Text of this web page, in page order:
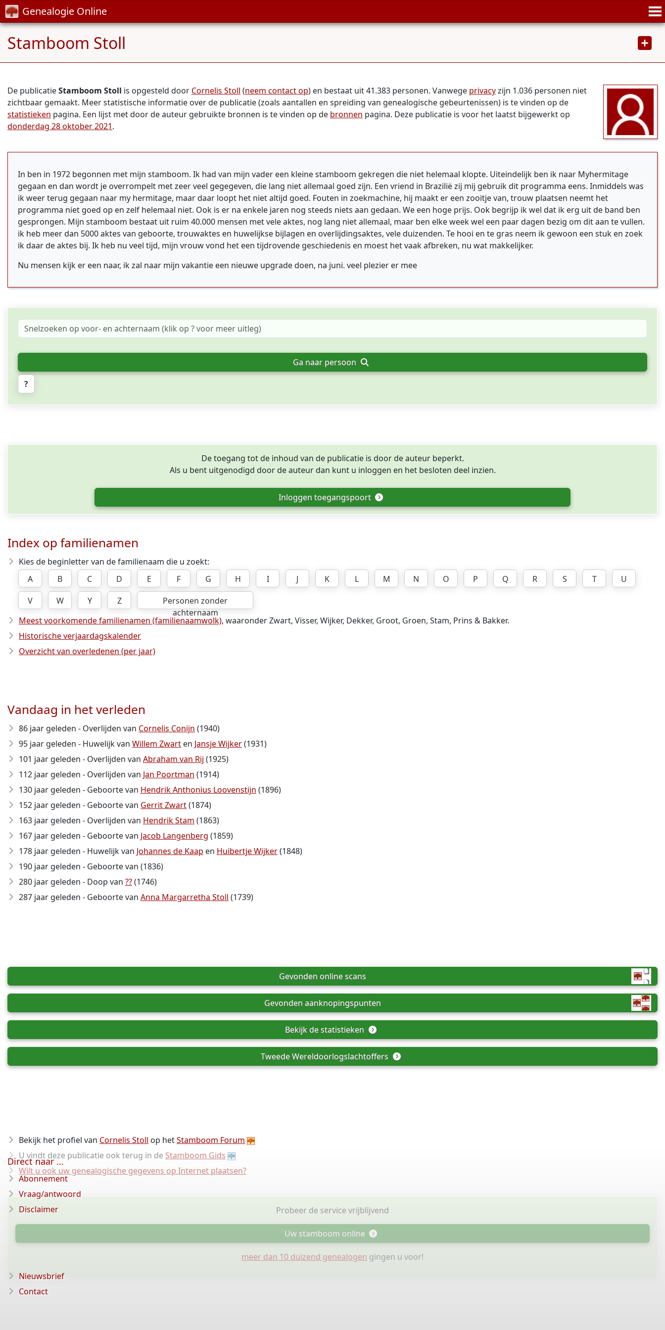
Genealogie Online
Stamboom Stoll
De publicatieStamboom Stoll is opgesteld door Cornelis Stoll (neem contact op) en bestaat uit 41.383 personen. Vanwege privacyzijn 1.036 personen niet
zichtbaar gemaakt. Meer statistische informatie over de publicatie (zoals aantallen en spreiding van genealogische gebeurtenissen) is te vinden op de
statistieken pagina. Een lijst met door de auteur gebruikte bronnen is te vinden op de bronnen pagina. Deze publicatie is voor het laatst bijgewerkt op
donderdag 28 oktober 2021.
In ben in 1972 begonnen met mijn stamboom. Ik had van mijn vader een kleine stamboom gekregen die niet helemaal klopte. Uiteindelijk ben ik naar Myhermitage
gegaan en dan wordt je overrompelt met zeer veel gegegeven, die lang niet allemaal goed zijn. Een vriend in Brazilië zij mij gebruik dit programma eens. Inmiddels was
ik weer terug gegaan naar my hermitage, maar daar loopt het niet altijd goed. Fouten in zoekmachine, hij maakt er een zooitje van, trouw plaatsen neemt het
programma niet goed op en zelf helemaal niet. Ook is er na enkele jaren nog steeds niets aan gedaan. We een hoge prijs. Ook begrijp ik wel dat ik erg uit de band ben
gesprongen. Mijn stamboom bestaat uit ruim 40.000 mensen met vele aktes, nog lang niet allemaal, maar ben elke week wel een paar dagen bezig om dit aan te vullen.
ik heb meer dan 5000 aktes van geboorte, trouwaktes en huwelijkse bijlagen en overlijdingsaktes, vele duizenden. Te hooi en te gras neem ik gewoon een stuk en zoek
ik daar de aktes bij. Ik heb nu veel tijd, mijn vrouw vond het een tijdrovende geschiedenis en moest het vaak afbreken, nu wat makkelijker.
Nu mensen kijk er een naar, ik zal naar mijn vakantie een nieuwe upgrade doen, na juni. veel plezier er mee
Ga naar persoon
?
De toegang tot de inhoud van de publicatie is door de auteur beperkt.
Als u bent uitgenodigd door de auteur dan kunt u inloggen en het besloten deel inzien.
Inloggen toegangspoort
Index op familienamen
Kies de beginletter van de familienaam die u zoekt:
A
B C D E F G H I J K L M N O P Q R S T
U
V
W Y Z
Personen zonder
achternaam
Meest voorkomende familienamen (familienaamwolk), waaronder Zwart, Visser, Wijker, Dekker, Groot, Groen, Stam, Prins & Bakker.
Historische verjaardagskalender
Overzicht van overledenen (per jaar)
Vandaag in het verleden
86 jaar geleden - Overlijden van Cornelis Conijn (1940)
95 jaar geleden - Huwelijk van Willem Zwart en Jansje Wijker(1931)
101 jaar geleden - Overlijden van Abraham van Rij (1925)
112 jaar geleden - Overlijden van Jan Poortman (1914)
130 jaar geleden - Geboorte van Hendrik Anthonius Loovenstijn (1896)
152 jaar geleden - Geboorte van Gerrit Zwart(1874)
163 jaar geleden - Overlijden van Hendrik Stam (1863)
167 jaar geleden - Geboorte van Jacob Langenberg (1859)
178 jaar geleden - Huwelijk van Johannes de Kaap en Huibertje Wijker(1848)
190 jaar geleden - Geboorte van (1836)
280 jaar geleden - Doop van ??(1746)
287 jaar geleden - Geboorte van Anna Margarretha Stoll (1739)
Gevonden online scans
Gevonden aanknopingspunten
Bekijk de statistieken
Tweede Wereldoorlogslachtoffers
Bekijk het profiel van Cornelis Stoll op hetStamboom Forum
U vindt deze publicatie ook terug in de Stamboom Gids
Wilt u ook uw genealogische gegevens op Internet plaatsen?
Probeer de service vrijblijvend
Uw stamboom online
meer dan 10 duizend genealogen gingen u voor!
Direct naar ...
Abonnement
Vraag/antwoord
Disclaimer
Nieuwsbrief
Contact